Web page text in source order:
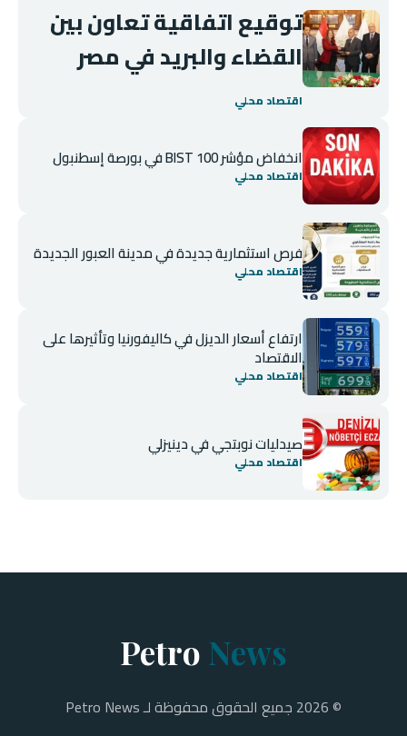
توقيع اتفاقية تعاون بين
القضاء والبريد في مصر
اقتصاد محلي
انخفاض مؤشر BIST 100 في بورصة إسطنبول
اقتصاد محلي
فرص استثمارية جديدة في مدينة العبور الجديدة
اقتصاد محلي
ارتفاع أسعار الديزل في كاليفورنيا وتأثيرها على
الاقتصاد
اقتصاد محلي
صيدليات نوبتجي في دينيزلي
اقتصاد محلي
Petro News
© 2026 جميع الحقوق محفوظة لـ Petro News